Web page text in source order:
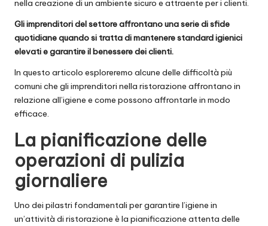
nella creazione di un ambiente sicuro e attraente per i clienti.
Gli imprenditori del settore affrontano una serie di sfide
quotidiane quando si tratta di mantenere standard igienici
elevati e garantire il benessere dei clienti.
In questo articolo esploreremo alcune delle difficoltà più
comuni che gli imprenditori nella ristorazione affrontano in
relazione all’igiene e come possono affrontarle in modo
efficace.
La pianificazione delle
operazioni di pulizia
giornaliere
Uno dei pilastri fondamentali per garantire l’igiene in
un’attività di ristorazione è la pianificazione attenta delle